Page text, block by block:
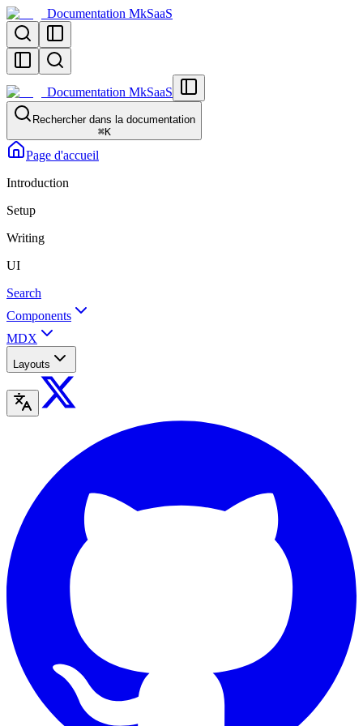
Documentation MkSaaS
Documentation MkSaaS
Rechercher dans la documentation
⌘K
Page d'accueil
Introduction
Setup
Writing
UI
Search
Components
MDX
Layouts